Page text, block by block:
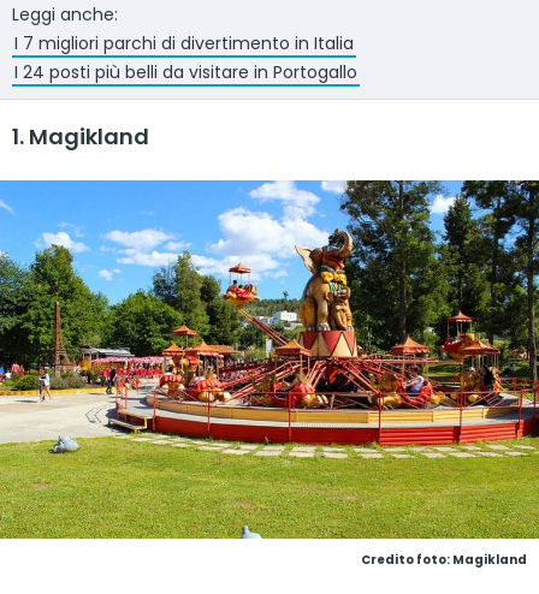
Leggi anche:
I 7 migliori parchi di divertimento in Italia
I 24 posti più belli da visitare in Portogallo
1. Magikland
Credito foto: Magikland